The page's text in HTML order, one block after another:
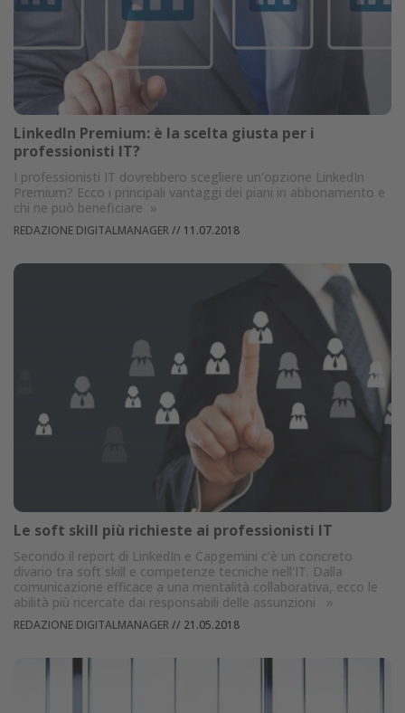
LinkedIn Premium: è la scelta giusta per i
professionisti IT?
I professionisti IT dovrebbero scegliere un’opzione LinkedIn
Premium? Ecco i principali vantaggi dei piani in abbonamento e
chi ne può beneficiare »
REDAZIONE DIGITALMANAGER// 11.07.2018
Le soft skill più richieste ai professionisti IT
Secondo il report di LinkedIn e Capgemini c’è un concreto
divario tra soft skill e competenze tecniche nell'IT. Dalla
comunicazione efficace a una mentalità collaborativa, ecco le
abilità più ricercate dai responsabili delle assunzioni
»
REDAZIONE DIGITALMANAGER// 21.05.2018